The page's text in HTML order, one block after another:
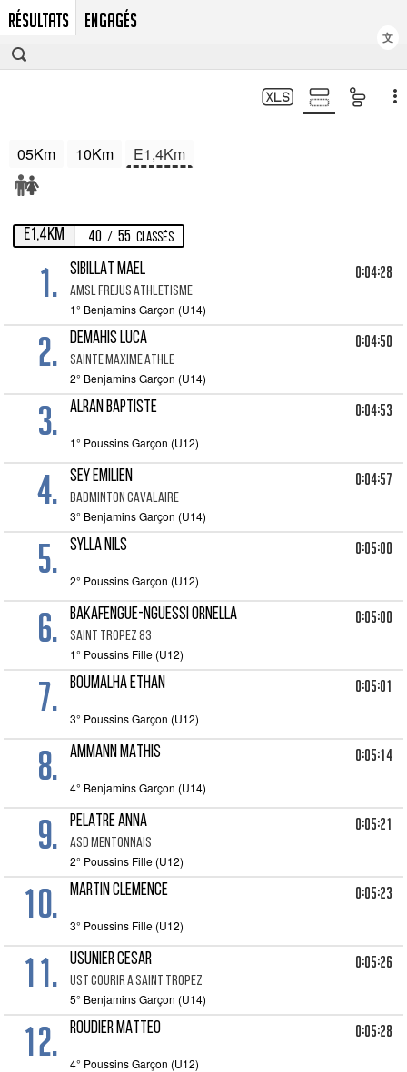
RÉSULTATS ENGAGÉS
文
05Km 10Km E1,4Km
E1,4Km 40 / 55 Classés
1. SIBILLAT MAEL
AMSL FREJUS ATHLETISME
0:04:28
1° Benjamins Garçon (U14)
2. DEMAHIS LUCA
SAINTE MAXIME ATHLE
0:04:50
2° Benjamins Garçon (U14)
3. ALRAN Baptiste 0:04:53
1° Poussins Garçon (U12)
4. SEY EMILIEN
BADMINTON CAVALAIRE
0:04:57
3° Benjamins Garçon (U14)
5. SYLLA NILS 0:05:00
2° Poussins Garçon (U12)
6. BAKAFENGUE-NGUESSI Ornella
SAINT TROPEZ 83
0:05:00
1° Poussins Fille (U12)
7. BOUMALHA ETHAN 0:05:01
3° Poussins Garçon (U12)
8. AMMANN MATHIS 0:05:14
4° Benjamins Garçon (U14)
9. PELATRE ANNA
ASD MENTONNAIS
0:05:21
2° Poussins Fille (U12)
10. MARTIN CLEMENCE 0:05:23
3° Poussins Fille (U12)
11. USUNIER CESAR
UST COURIR A SAINT TROPEZ
0:05:26
5° Benjamins Garçon (U14)
12. ROUDIER MATTEO 0:05:28
4° Poussins Garçon (U12)